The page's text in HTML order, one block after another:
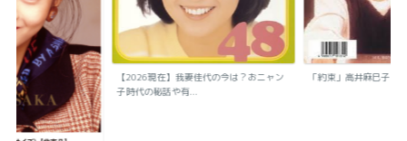
【2026現在】我妻佳代の今は？おニャン
子時代の秘話や有...
「約束」高井麻巳子